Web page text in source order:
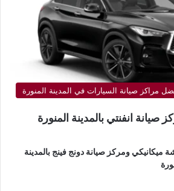
مراكز صيانة السيارات في المدينة المنورة
انفنتي بالمدينة المنورة
ميكانيكي ومركز صيانة دونج فينج بالمدينة